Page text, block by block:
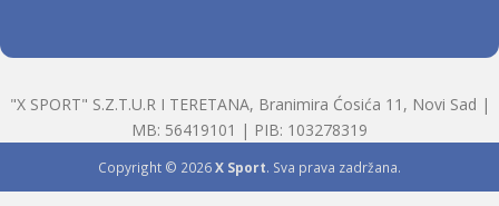
"X SPORT" S.Z.T.U.R I TERETANA, Branimira Ćosića 11, Novi Sad |
MB: 56419101 | PIB: 103278319
Copyright © 2026X Sport. Sva prava zadržana.